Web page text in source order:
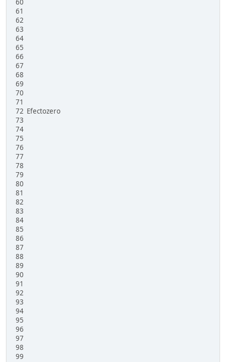
60
61
62
63
64
65
66
67
68
69
70
71
72 Efectozero
73
74
75
76
77
78
79
80
81
82
83
84
85
86
87
88
89
90
91
92
93
94
95
96
97
98
99